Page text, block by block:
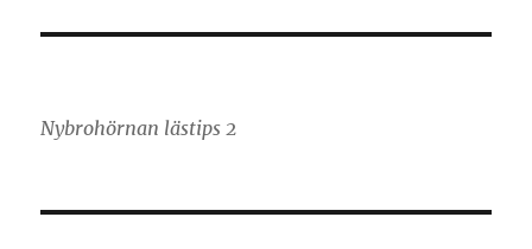
Nybrohörnan lästips 2